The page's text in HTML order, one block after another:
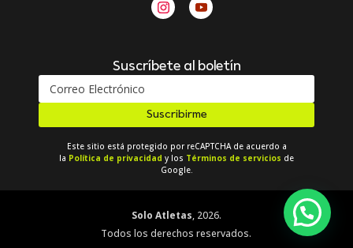
Suscríbete al boletín
Suscribirme
Este sitio está protegido por reCAPTCHA de acuerdo a
la Política de privacidad y los Términos de servicios de
Google.
Solo Atletas, 2026.
Todos los derechos reservados.